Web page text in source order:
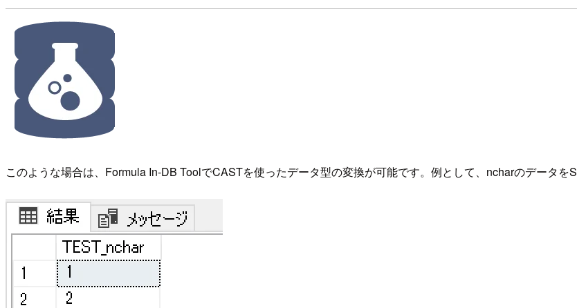
このような場合は、Formula In-DB ToolでCASTを使ったデータ型の変換が可能です。例として、ncharのデータを